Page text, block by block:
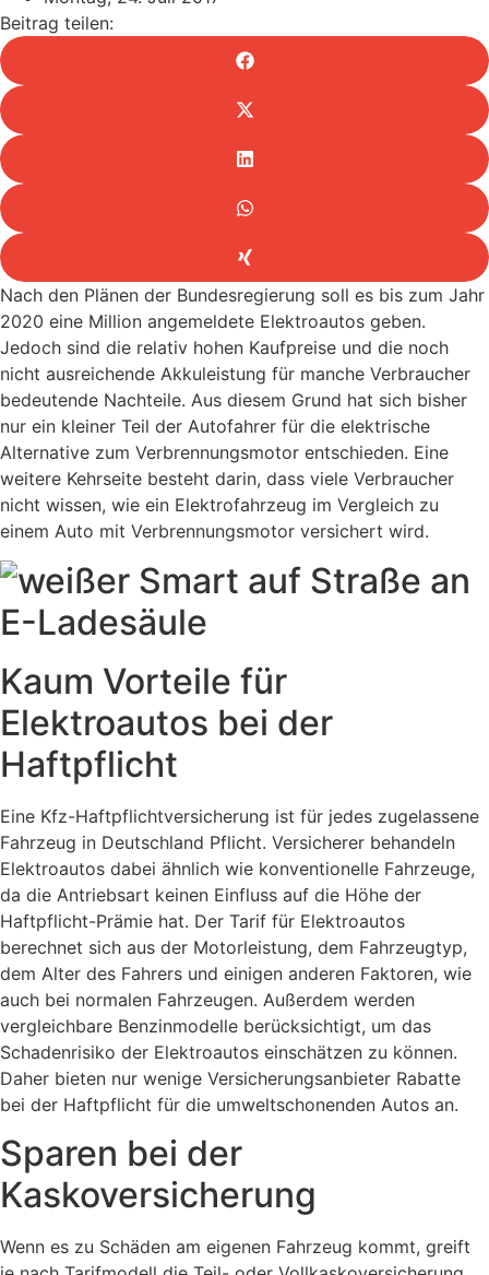
Beitrag teilen:
Nach den Plänen der Bundesregierung soll es bis zum Jahr
2020 eine Million angemeldete Elektroautos geben.
Jedoch sind die relativ hohen Kaufpreise und die noch
nicht ausreichende Akkuleistung für manche Verbraucher
bedeutende Nachteile. Aus diesem Grund hat sich bisher
nur ein kleiner Teil der Autofahrer für die elektrische
Alternative zum Verbrennungsmotor entschieden. Eine
weitere Kehrseite besteht darin, dass viele Verbraucher
nicht wissen, wie ein Elektrofahrzeug im Vergleich zu
einem Auto mit Verbrennungsmotor versichert wird.
Kaum Vorteile für
Elektroautos bei der
Haftpflicht
Eine Kfz-Haftpflichtversicherung ist für jedes zugelassene
Fahrzeug in Deutschland Pflicht. Versicherer behandeln
Elektroautos dabei ähnlich wie konventionelle Fahrzeuge,
da die Antriebsart keinen Einfluss auf die Höhe der
Haftpflicht-Prämie hat. Der Tarif für Elektroautos
berechnet sich aus der Motorleistung, dem Fahrzeugtyp,
dem Alter des Fahrers und einigen anderen Faktoren, wie
auch bei normalen Fahrzeugen. Außerdem werden
vergleichbare Benzinmodelle berücksichtigt, um das
Schadenrisiko der Elektroautos einschätzen zu können.
Daher bieten nur wenige Versicherungsanbieter Rabatte
bei der Haftpflicht für die umweltschonenden Autos an.
Sparen bei der
Kaskoversicherung
Wenn es zu Schäden am eigenen Fahrzeug kommt, greift